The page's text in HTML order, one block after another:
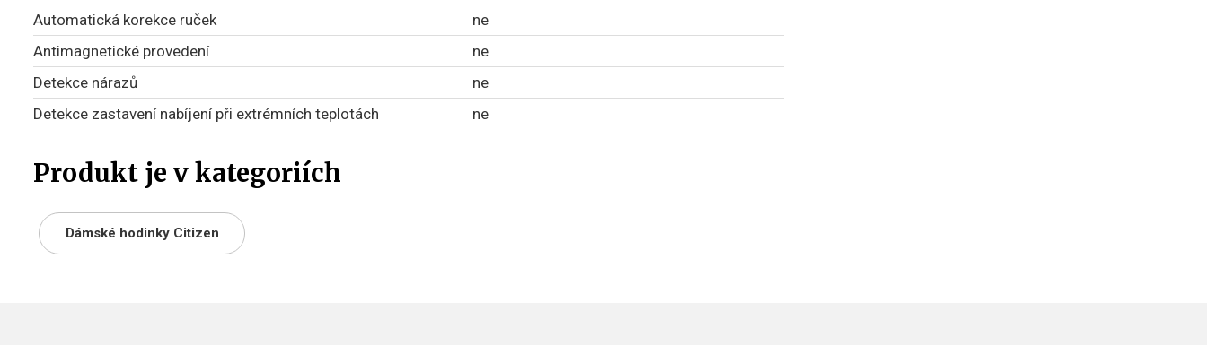
Automatická korekce ruček
ne
Antimagnetické provedení
ne
Detekce nárazů
ne
Detekce zastavení nabíjení při extrémních teplotách
ne
Produkt je v kategoriích
Dámské hodinky Citizen